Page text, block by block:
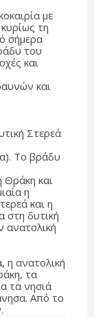
με
τη
σήμερα
του
και
και
Στερεά
Το βράδυ
και
η
και η
στη δυτική
ανατολική
η ανατολική
τα
τα νησιά
Από το